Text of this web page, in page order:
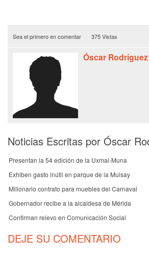
Sea el primero en comentar 375 Vistas
Óscar Rodríguez
Noticias Escritas por Óscar
Presentan la 54 edición de la Uxmal-Muna
Exhiben gasto inútil en parque de la Mulsay
Millonario contrato para muebles del Carnaval
Gobernador recibe a la alcaldesa de Mérida
Confirman relevo en Comunicación Social
DEJE SU COMENTARIO